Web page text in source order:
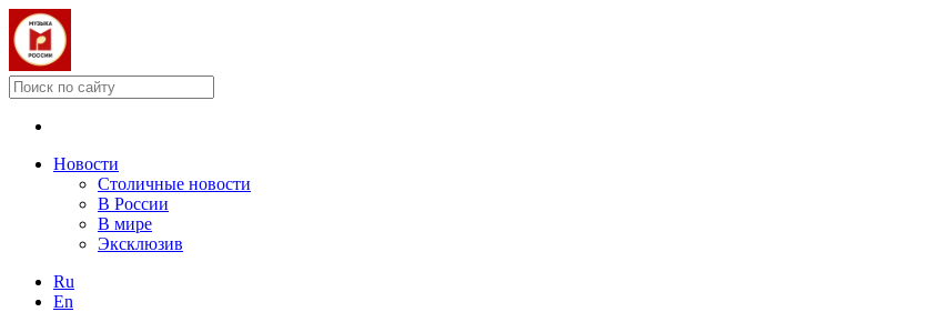
Новости
Столичные новости
В России
В мире
Эксклюзив
Ru
En